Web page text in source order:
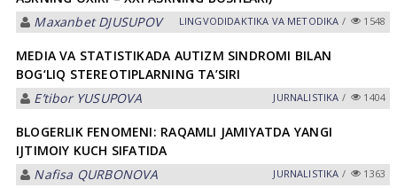
Maxanbet DJUSUPOV
LINGVODIDАKTIKА VА METODIKА / 1548
MEDIA VA STATISTIKADA AUTIZM SINDROMI BILAN
BOG‘LIQ STEREOTIPLARNING TA’SIRI
E’tibor YUSUPOVA
JURNALISTIKA / 1404
BLOGERLIK FENOMENI: RАQАMLI JАMIYАTDА YАNGI
IJTIMOIY KUCH SIFАTIDА
Nаfisа QURBONOVА
JURNALISTIKA / 1363